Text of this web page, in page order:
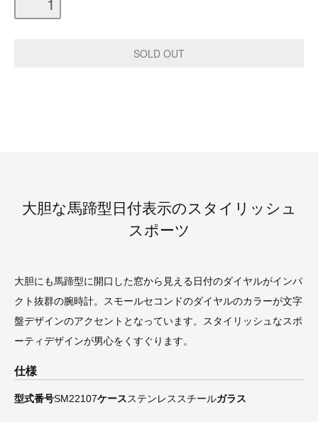
大胆な馬蹄型日付表示のスタイリッシュ
スポーツ
大胆にも馬蹄型に開口した窓から見える日付のダイヤルがインパ
クト抜群の腕時計。スモールセコンドのダイヤルのカラーが文字
盤デザインのアクセントとなっています。スタイリッシュなスポ
ーティデザインが男心をくすぐります。
仕様
型式番号SM22107ケースステンレススチールガラス